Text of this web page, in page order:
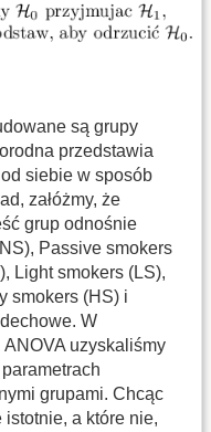
są grupy
przedstawia
siebie w sposób
załóżmy, że
grup odnośnie
Passive smokers
Light smokers (LS),
smokers (HS) i
W
uzyskaliśmy
grupami. Chcąc
a które nie,